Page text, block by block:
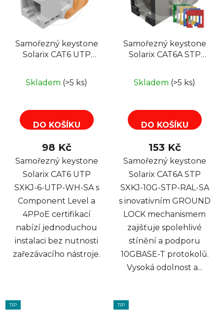
Samořezný keystone
Solarix CAT6 UTP
Skladem (>5 ks)
DO KOŠÍKU
98 Kč
Samořezný keystone
Solarix CAT6 UTP
SXKJ-6-UTP-WH-SA s
Component Level a
4PPoE certifikací
nabízí jednoduchou
instalaci bez nutnosti
zařezávacího nástroje.
Samořezný keystone
Solarix CAT6A STP
GROUND LOCK
Skladem (>5 ks)
DO KOŠÍKU
153 Kč
Samořezný keystone
Solarix CAT6A STP
SXKJ-10G-STP-RAL-SA
s inovativním GROUND
LOCK mechanismem
zajišťuje spolehlivé
stínění a podporu
10GBASE-T protokolů.
Vysoká odolnost a...
TIP TIP